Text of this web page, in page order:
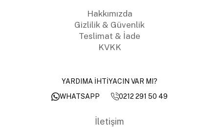
Hakkımızda
Gizlilik & Güvenlik
Teslimat & İade
KVKK
YARDIMA İHTİYACIN VAR MI?
WHATSAPP
0212 291 50 49
İletişim